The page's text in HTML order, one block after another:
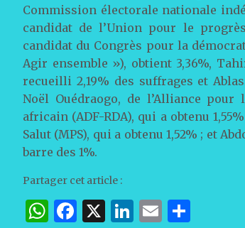
Commission électorale nationale
candidat de l’Union pour le
candidat du Congrès pour la
Agir ensemble »), obtient 3,36%,
recueilli 2,19% des suffrages et
Noël Ouédraogo, de l’Alliance
africain (ADF-RDA), qui a obtenu
Salut (MPS), qui a obtenu 1,52% ; et
barre des 1%.
Partager cet article :
W F
X
Li E